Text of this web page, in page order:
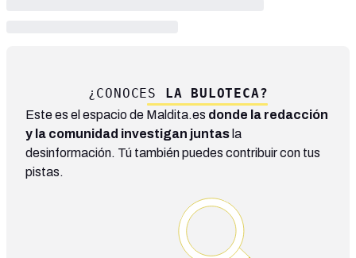
¿CONOCES LA BULOTECA?
Este es el espacio de Maldita.es donde la redacción
y la comunidad investigan juntas la
desinformación. Tú también puedes contribuir con tus
pistas.